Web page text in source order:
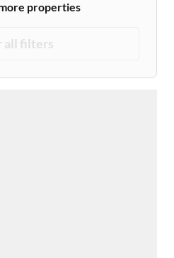
properties
all filters